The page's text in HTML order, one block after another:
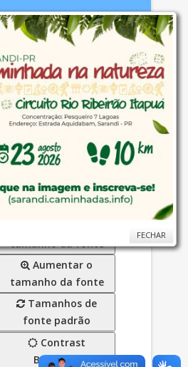
... Ajuda
tamanho da fonte
Aumentar o
tamanho da fonte
Tamanhos de
fonte padrão
Contrast
Brilhante
FECHAR
FECHAR